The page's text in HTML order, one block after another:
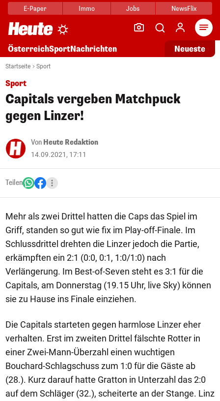
E-Paper Immo Jobs NewsFlix
ÖsterreichSportNachrichten Neueste
Startseite Sport
Sport
Capitals vergeben Matchpuck
gegen Linzer!
Von Heute Redaktion
14.09.2021, 17:11
Teilen
Mehr als zwei Drittel hatten die Caps das Spiel im
Griff, standen so gut wie fix im Play-off-Finale. Im
Schlussdrittel drehten die Linzer jedoch die Partie,
erkämpften ein 2:1 (0:0, 0:1, 1:0/1:0) nach
Verlängerung. Im Best-of-Seven steht es 3:1 für die
Capitals, am Donnerstag (19.15 Uhr, live Sky) können
sie zu Hause ins Finale einziehen.
Die Capitals starteten gegen harmlose Linzer eher
verhalten. Erst im zweiten Drittel fälschte Rotter in
einer Zwei-Mann-Überzahl einen wuchtigen
Bouchard-Schlagschuss zum 1:0 für die Gäste ab
(28.). Kurz darauf hatte Gratton in Unterzahl das 2:0
auf dem Schläger (32.), scheiterte an der Stange. Linz